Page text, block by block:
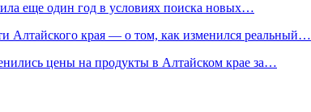
еще один год в условиях поиска новых…
Алтайского края — о том, как изменился реальный…
цены на продукты в Алтайском крае за…